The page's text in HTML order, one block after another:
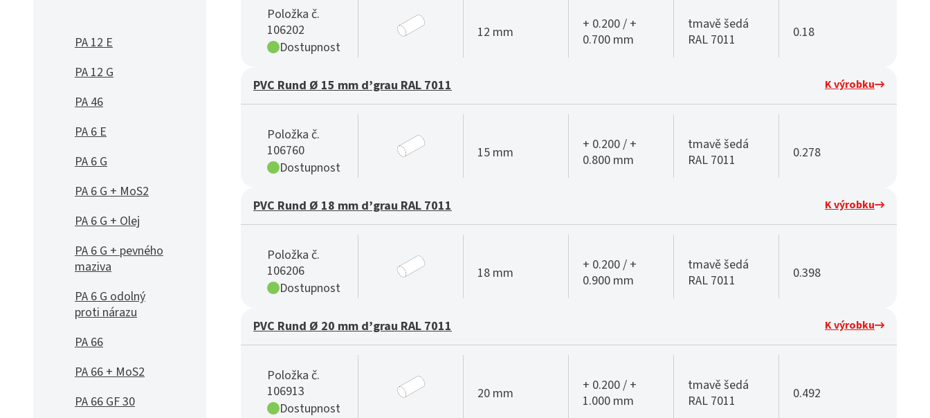
PA 12 E
PA 12 G
PA 46
PA 6 E
PA 6 G
PA 6 G + MoS2
PA 6 G + Olej
PA 6 G + pevného
maziva
PA 6 G odolný
proti nárazu
PA 66
PA 66 + MoS2
PA 66 GF 30
Položka č.
106202
Dostupnost
12 mm
+ 0.200 / +
0.700 mm
tmavě šedá
RAL 7011
0.18
PVC Rund Ø 15 mm d’grau RAL 7011 K výrobku
Položka č.
106760
Dostupnost
15 mm
+ 0.200 / +
0.800 mm
tmavě šedá
RAL 7011
0.278
PVC Rund Ø 18 mm d’grau RAL 7011 K výrobku
Položka č.
106206
Dostupnost
18 mm
+ 0.200 / +
0.900 mm
tmavě šedá
RAL 7011
0.398
PVC Rund Ø 20 mm d’grau RAL 7011 K výrobku
Položka č.
106913
Dostupnost
20 mm
+ 0.200 / +
1.000 mm
tmavě šedá
RAL 7011
0.492